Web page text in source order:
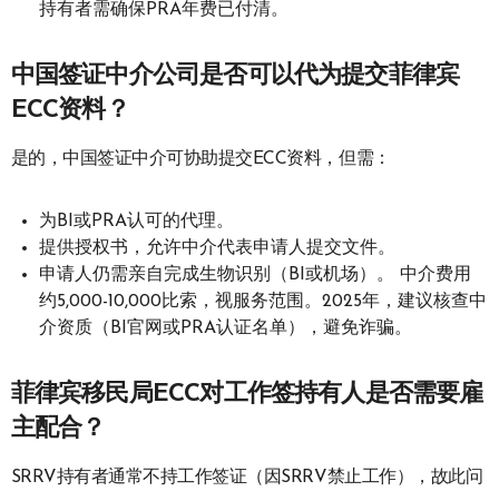
持有者需确保PRA年费已付清。
中国签证中介公司是否可以代为提交菲律宾
ECC资料？
是的，中国签证中介可协助提交ECC资料，但需：
为BI或PRA认可的代理。
提供授权书，允许中介代表申请人提交文件。
申请人仍需亲自完成生物识别（BI或机场）。 中介费用
约5,000-10,000比索，视服务范围。2025年，建议核查中
介资质（BI官网或PRA认证名单），避免诈骗。
菲律宾移民局ECC对工作签持有人是否需要雇
主配合？
SRRV持有者通常不持工作签证（因SRRV禁止工作），故此问